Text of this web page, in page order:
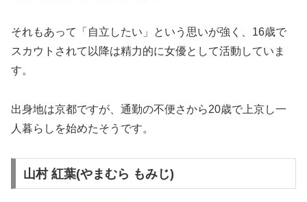
それもあって「自立したい」という思いが強く、16歳で
スカウトされて以降は精力的に女優として活動していま
す。
出身地は京都ですが、通勤の不便さから20歳で上京し一
人暮らしを始めたそうです。
山村 紅葉(やまむら もみじ)